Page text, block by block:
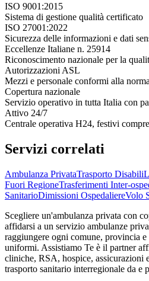
ISO 9001:2015
Sistema di gestione qualità certificato
ISO 27001:2022
Sicurezza delle informazioni e dati
Eccellenze Italiane n. 25914
Riconoscimento nazionale per la
Autorizzazioni ASL
Mezzi e personale conformi alla
Copertura nazionale
Servizio operativo in tutta Italia con
Attivo 24/7
Centrale operativa H24, festivi
Servizi correlati
Ambulanza PrivataTrasporto Disabili
Fuori RegioneTrasferimenti Inter-
SanitarioDimissioni OspedaliereVolo
Scegliere un'ambulanza privata con
affidarsi a un servizio ambulanze
raggiungere ogni comune, provincia
uniformi. Assistiamo Te è il partner
cliniche, RSA, hospice, assicurazioni
trasporto sanitario interregionale da e